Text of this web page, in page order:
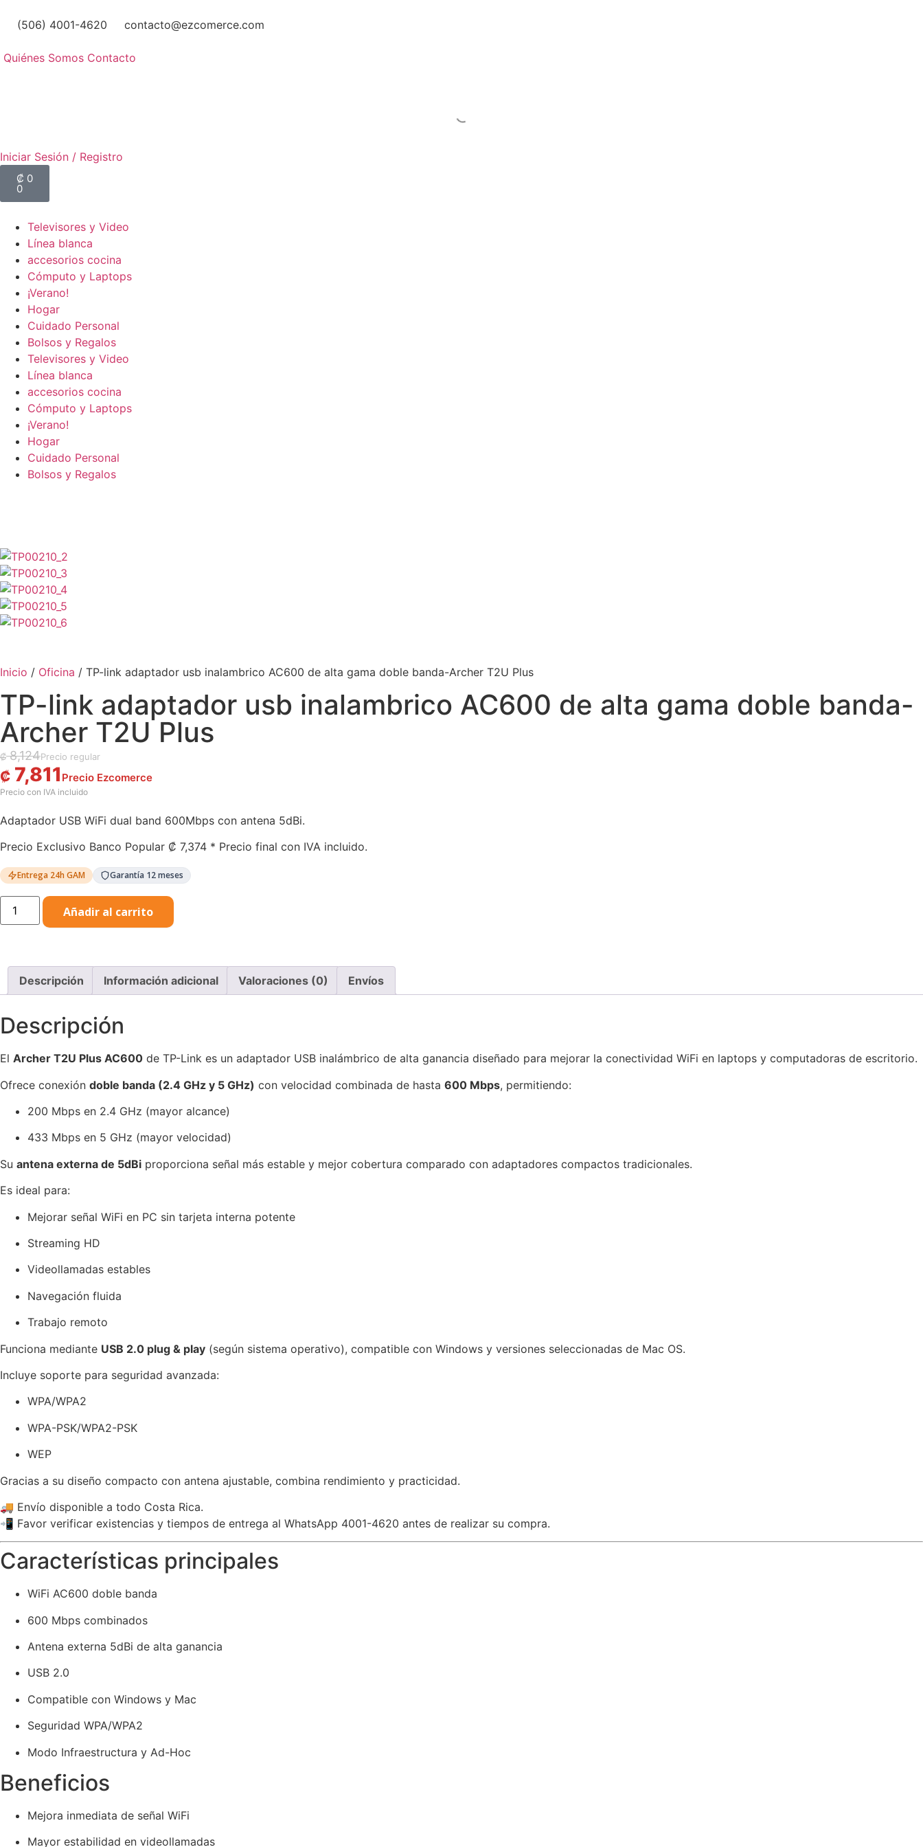
(506) 4001-4620 contacto@ezcomerce.com
Quiénes Somos Contacto
Iniciar Sesión / Registro
₡ 0
0
Televisores y Video
Línea blanca
accesorios cocina
Cómputo y Laptops
¡Verano!
Hogar
Cuidado Personal
Bolsos y Regalos
Televisores y Video
Línea blanca
accesorios cocina
Cómputo y Laptops
¡Verano!
Hogar
Cuidado Personal
Bolsos y Regalos
Inicio / Oficina / TP-link adaptador usb inalambrico AC600 de alta gama doble banda-Archer T2U Plus
TP-link adaptador usb inalambrico AC600 de alta gama doble banda-
Archer T2U Plus
₡8,124
₡ 7,811
Adaptador USB WiFi dual band 600Mbps con antena 5dBi.
Precio Exclusivo Banco Popular ₡ 7,374 * Precio final con IVA incluido.
Entrega 24h GAM Garantía 12 meses
Añadir al carrito
Descripción Información adicional Valoraciones (0) Envíos
Descripción
El Archer T2U Plus AC600 de TP-Link es un adaptador USB inalámbrico de alta ganancia diseñado para mejorar la conectividad WiFi en laptops y computadoras de escritorio.
Ofrece conexión doble banda (2.4 GHz y 5 GHz) con velocidad combinada de hasta 600 Mbps, permitiendo:
200 Mbps en 2.4 GHz (mayor alcance)
433 Mbps en 5 GHz (mayor velocidad)
Su antena externa de 5dBi proporciona señal más estable y mejor cobertura comparado con adaptadores compactos tradicionales.
Es ideal para:
Mejorar señal WiFi en PC sin tarjeta interna potente
Streaming HD
Videollamadas estables
Navegación fluida
Trabajo remoto
Funciona mediante USB 2.0 plug & play (según sistema operativo), compatible con Windows y versiones seleccionadas de Mac OS.
Incluye soporte para seguridad avanzada:
WPA/WPA2
WPA-PSK/WPA2-PSK
WEP
Gracias a su diseño compacto con antena ajustable, combina rendimiento y practicidad.
🚚 Envío disponible a todo Costa Rica.
📲 Favor verificar existencias y tiempos de entrega al WhatsApp 4001-4620 antes de realizar su compra.
Características principales
WiFi AC600 doble banda
600 Mbps combinados
Antena externa 5dBi de alta ganancia
USB 2.0
Compatible con Windows y Mac
Seguridad WPA/WPA2
Modo Infraestructura y Ad-Hoc
Beneficios
Mejora inmediata de señal WiFi
Mayor estabilidad en videollamadas